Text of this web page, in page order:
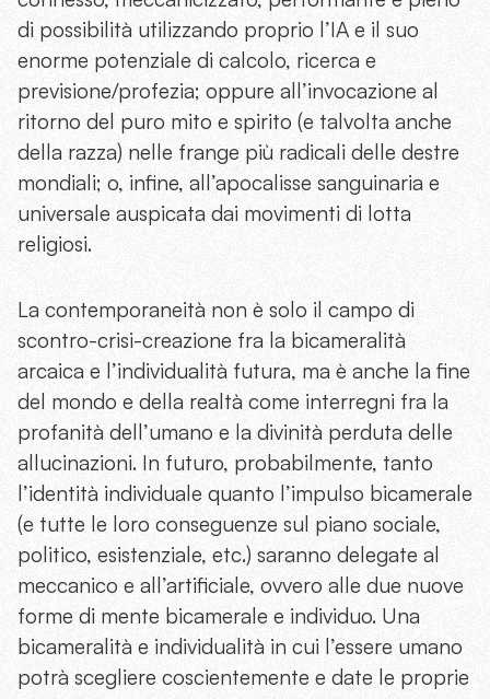
di possibilità utilizzando proprio l’IA e il suo
enorme potenziale di calcolo, ricerca e
previsione/profezia; oppure all’invocazione al
ritorno del puro mito e spirito (e talvolta anche
della razza) nelle frange più radicali delle destre
mondiali; o, infine, all’apocalisse sanguinaria e
universale auspicata dai movimenti di lotta
religiosi.
La contemporaneità non è solo il campo di
scontro-crisi-creazione fra la bicameralità
arcaica e l’individualità futura, ma è anche la fine
del mondo e della realtà come interregni fra la
profanità dell’umano e la divinità perduta delle
allucinazioni. In futuro, probabilmente, tanto
l’identità individuale quanto l’impulso bicamerale
(e tutte le loro conseguenze sul piano sociale,
politico, esistenziale, etc.) saranno delegate al
meccanico e all’artificiale, ovvero alle due nuove
forme di mente bicamerale e individuo. Una
bicameralità e individualità in cui l’essere umano
potrà scegliere coscientemente e date le proprie